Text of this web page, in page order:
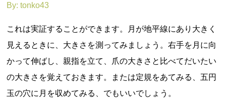
By:tonko43
これは実証することができます。月が地平線にあり大きく
見えるときに、大きさを測ってみましょう。右手を月に向
かって伸ばし、親指を立て、爪の大きさと比べてだいたい
の大きさを覚えておきます。または定規をあてみる、五円
玉の穴に月を収めてみる、でもいいでしょう。